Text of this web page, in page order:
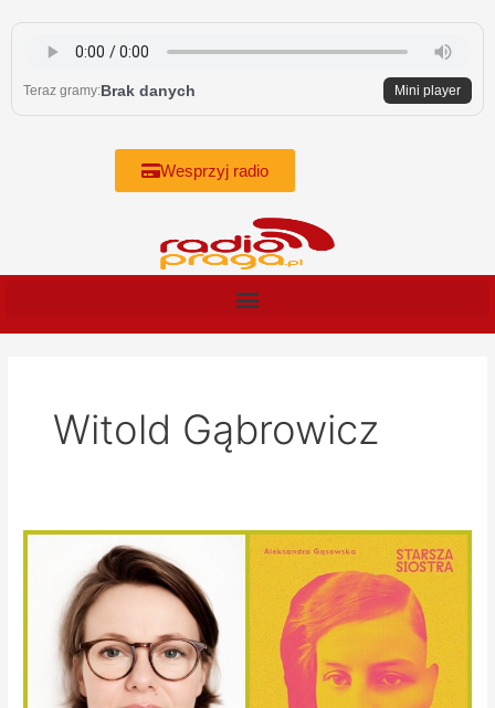
content
Teraz gramy:Brak danych Mini player
Wesprzyj radio
Witold Gąbrowicz
„Konkretne
książkach”
gościni